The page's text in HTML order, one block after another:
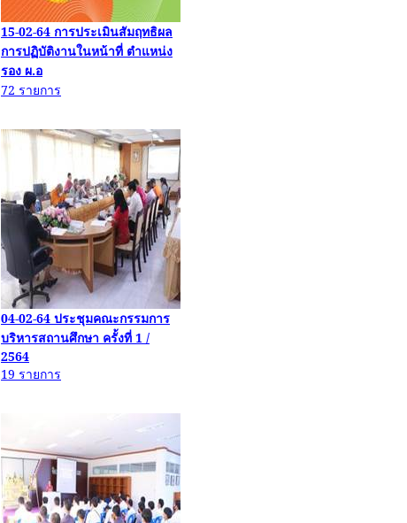
15-02-64 การประเมินสัมฤทธิผล
การปฏิบัติงานในหน้าที่ ตำแหน่ง
รอง ผ.อ
72 รายการ
04-02-64 ประชุมคณะกรรมการ
บริหารสถานศึกษา ครั้งที่ 1 /
2564
19 รายการ